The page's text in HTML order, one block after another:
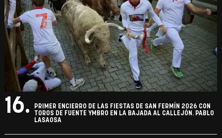
16.
PRIMER ENCIERRO DE LAS FIESTAS DE SAN FERMÍN 2026 CON
TOROS DE FUENTE YMBRO EN LA BAJADA AL CALLEJÓN. PABLO
LASAOSA